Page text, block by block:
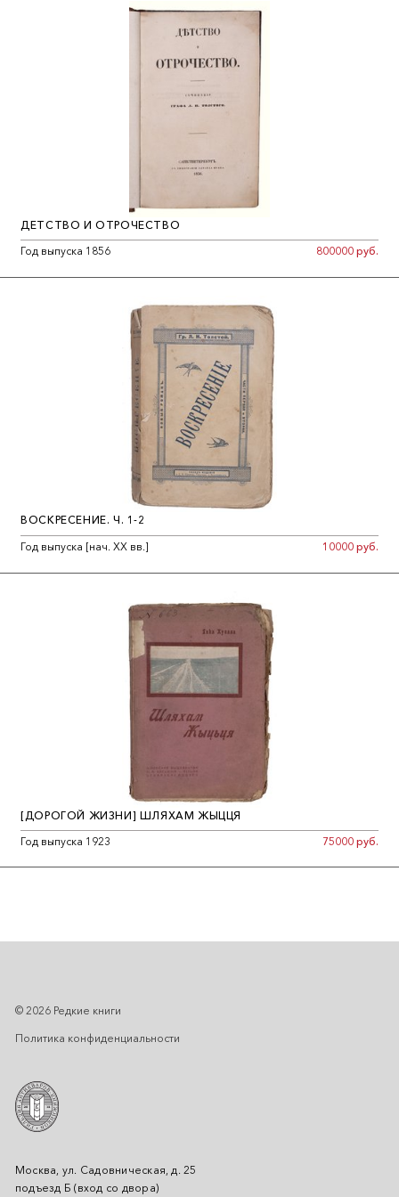
ДЕТСТВО И ОТРОЧЕСТВО
Год выпуска 1856
800000 руб.
ВОСКРЕСЕНИЕ. Ч. 1-2
Год выпуска [нач. ХХ вв.]
10000 руб.
[ДОРОГОЙ ЖИЗНИ] ШЛЯХАМ ЖЫЦЦЯ
Год выпуска 1923
75000 руб.
Москва, ул. Садовническая, д. 25
подъезд Б (вход со двора)
© 2026 Редкие книги
Политика конфиденциальности